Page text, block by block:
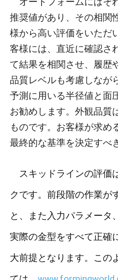
推奨値があり、その相関
様から高い評価をいただ
客様には、直近に確認さ
て結果を相関させ、履歴
品質レベルも考慮しなが
予測に用いる半径値と面
お勧めします。外観品質
ものです。お客様が求め
最終的な基準を決定すべ
スキッドラインの評価
クです。前段階の作業が
と、また入力パラメータ
実際の金型をすべて正確
大前提となります。この